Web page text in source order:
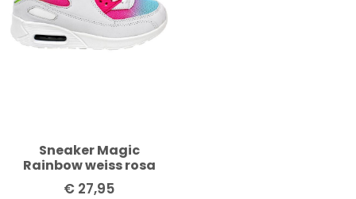
Sneaker Magic
Rainbow weiss rosa
€ 27,95